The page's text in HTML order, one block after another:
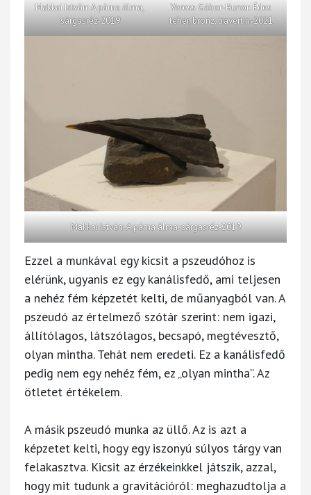
Makkai István: A párna álma,
sárgasréz-2019
Veress Gábor-Hunor: Édes
teher, bronz, travertin-2021
Makkai István: A párna álma-sárgasréz-2019
Ezzel a munkával egy kicsit a pszeudóhoz is
elérünk, ugyanis ez egy kanálisfedő, ami teljesen
a nehéz fém képzetét kelti, de műanyagból van. A
pszeudó az értelmező szótár szerint: nem igazi,
állítólagos, látszólagos, becsapó, megtévesztő,
olyan mintha. Tehát nem eredeti. Ez a kanálisfedő
pedig nem egy nehéz fém, ez „olyan mintha”. Az
ötletet értékelem.
A másik pszeudó munka az üllő. Az is azt a
képzetet kelti, hogy egy iszonyú súlyos tárgy van
felakasztva. Kicsit az érzékeinkkel játszik, azzal,
hogy mit tudunk a gravitációról: meghazudtolja a